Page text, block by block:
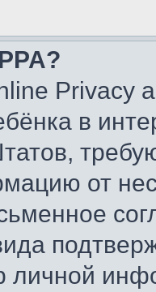
Privacy
в
от
личной